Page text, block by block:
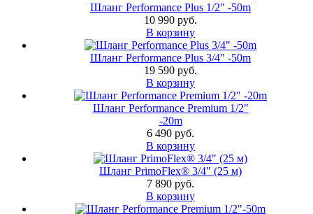
Шланг Performance Plus 1/2" -50m
10 990 руб.
В корзину
Шланг Performance Plus 3/4" -50m
19 590 руб.
В корзину
Шланг Performance Premium 1/2"
-20m
6 490 руб.
В корзину
Шланг PrimoFlex® 3/4" (25 м)
7 890 руб.
В корзину